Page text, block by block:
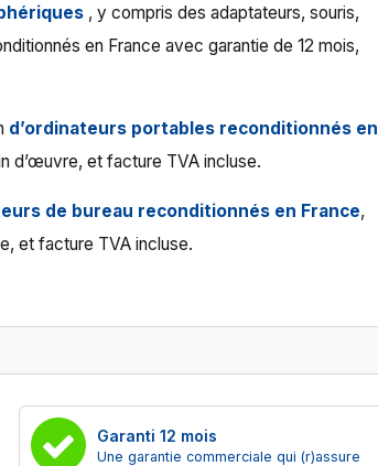
, y compris des adaptateurs, souris,
en France avec garantie de 12 mois,
d’ordinateurs portables reconditionnés en
d’œuvre, et facture TVA incluse.
de bureau reconditionnés en France,
et facture TVA incluse.
Garanti 12 mois
Une garantie commerciale qui (r)assure